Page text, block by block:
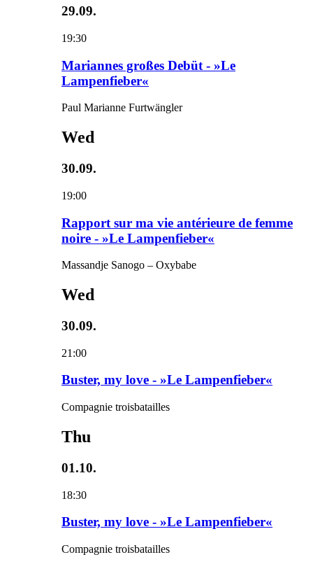
29.09.
19:30
Mariannes großes Debüt - »Le
Lampenfieber«
Paul Marianne Furtwängler
Wed
30.09.
19:00
Rapport sur ma vie antérieure de femme
noire - »Le Lampenfieber«
Massandje Sanogo – Oxybabe
Wed
30.09.
21:00
Buster, my love - »Le Lampenfieber«
Compagnie troisbatailles
Thu
01.10.
18:30
Buster, my love - »Le Lampenfieber«
Compagnie troisbatailles